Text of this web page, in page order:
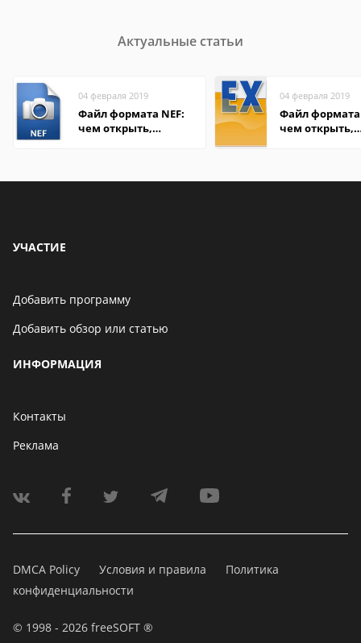
Актуальные статьи
04 февраля 2019
Файл формата NEF:
чем открыть,
04 февраля 2019
Файл
чем открыть,
УЧАСТИЕ
Добавить программу
Добавить обзор или статью
ИНФОРМАЦИЯ
Контакты
Реклама
DMCA Policy Условия и правила
Политика
конфиденциальности
© 1998 - 2026 freeSOFT ®